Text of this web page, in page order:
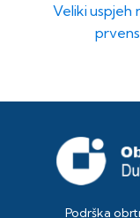
Veliki uspjeh
Podrška